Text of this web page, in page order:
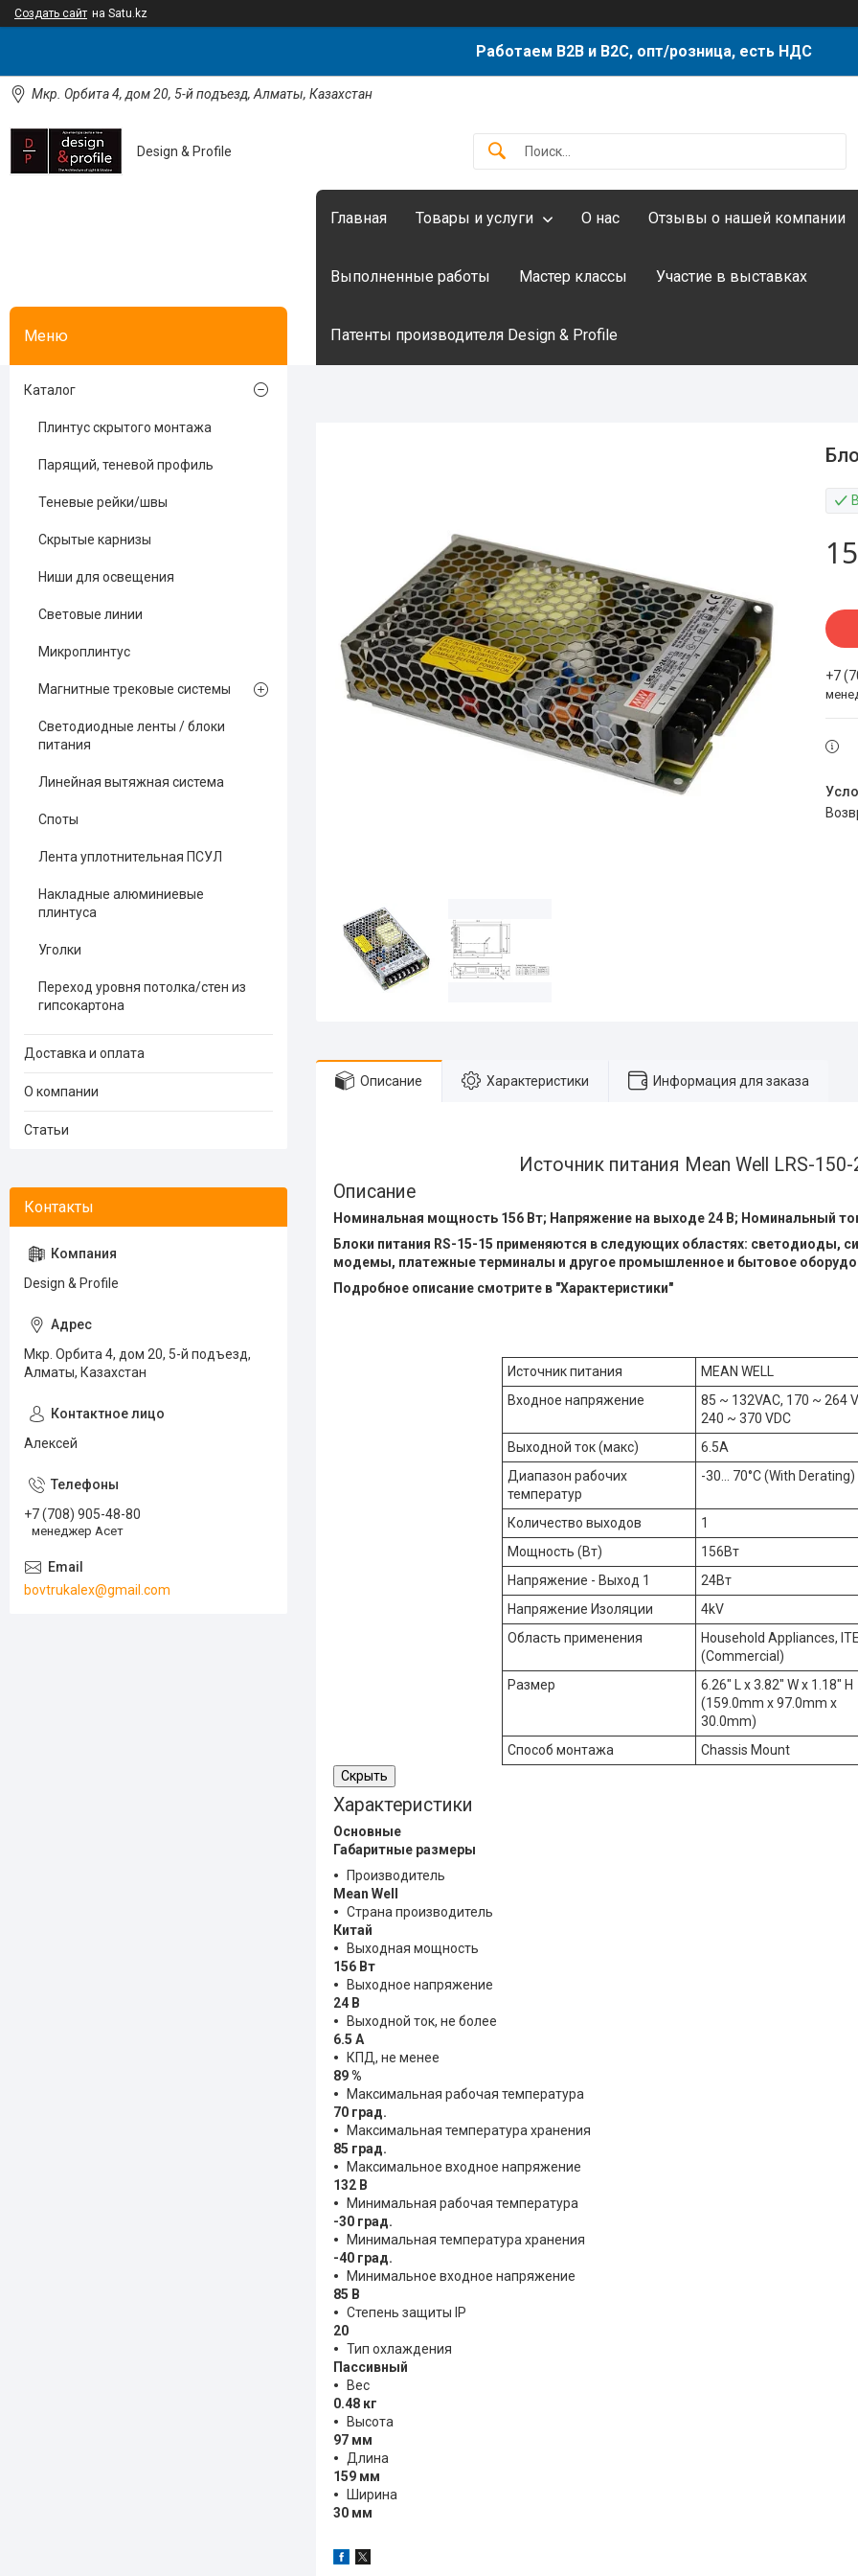
Создать сайт на Satu.kz
Работаем B2B и B2C, опт/розница, есть НДС
Мкр. Орбита 4, дом 20, 5-й подъезд, Алматы, Казахстан
Design & Profile
Главная Товары и услуги О нас Отзывы о нашей компании
Выполненные работы Мастер классы Участие в выставках
Патенты производителя Design & Profile
+7
Описание Характеристики Информация для заказа
Источник питания Mean Well LRS-150-
Описание
Номинальная мощность 156 Вт; Напряжение на выходе 24 В; Номинальный
Блоки питания RS-15-15 применяются в следующих областях: светодиоды,
модемы, платежные терминалы и другое промышленное и бытовое
Подробное описание смотрите в "Характеристики"
Источник питания
MEAN WELL
Входное напряжение
85 ~ 132VAC, 170 ~ 264
240 ~ 370 VDC
Выходной ток (макс)
6.5А
Диапазон рабочих
температур
-30... 70°C (With Derating)
Количество выходов
1
Мощность (Вт)
156Вт
Напряжение - Выход 1
24Вт
Напряжение Изоляции
4kV
Область применения
Household Appliances, ITE
(Commercial)
Размер
6.26" L x 3.82" W x 1.18" H
(159.0mm x 97.0mm x
30.0mm)
Способ монтажа
Chassis Mount
Скрыть
Характеристики
Основные
Габаритные размеры
Производитель
Mean Well
Страна производитель
Китай
Выходная мощность
156 Вт
Выходное напряжение
24 В
Выходной ток, не более
6.5 А
КПД, не менее
89 %
Максимальная рабочая температура
70 град.
Максимальная температура хранения
85 град.
Максимальное входное напряжение
132 В
Минимальная рабочая температура
-30 град.
Минимальная температура хранения
-40 град.
Минимальное входное напряжение
85 В
Степень защиты IP
20
Тип охлаждения
Пассивный
Вес
0.48 кг
Высота
97 мм
Длина
159 мм
Ширина
30 мм
Каталог
Плинтус скрытого монтажа
Парящий, теневой профиль
Теневые рейки/швы
Скрытые карнизы
Ниши для освещения
Световые линии
Микроплинтус
Магнитные трековые системы
Светодиодные ленты / блоки
питания
Линейная вытяжная система
Споты
Лента уплотнительная ПСУЛ
Накладные алюминиевые
плинтуса
Уголки
Переход уровня потолка/стен из
гипсокартона
Доставка и оплата
О компании
Статьи
Design & Profile
Мкр. Орбита 4, дом 20, 5-й подъезд,
Алматы, Казахстан
Алексей
+7 (708) 905-48-80
менеджер Асет
bovtrukalex@gmail.com